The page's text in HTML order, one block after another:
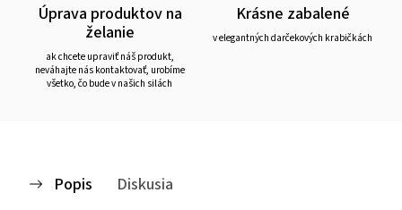
Úprava produktov na
želanie
ak chcete upraviť náš produkt,
neváhajte nás kontaktovať, urobíme
všetko, čo bude v našich silách
Krásne zabalené
v elegantných darčekových krabičkách
Popis Diskusia